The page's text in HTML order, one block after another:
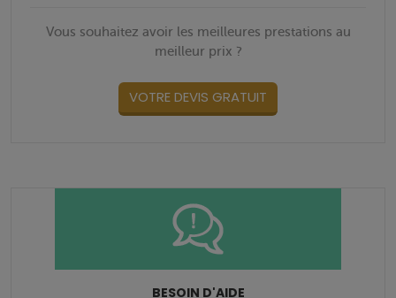
Vous souhaitez avoir les meilleures prestations au
meilleur prix ?
VOTRE DEVIS GRATUIT
BESOIN D'AIDE